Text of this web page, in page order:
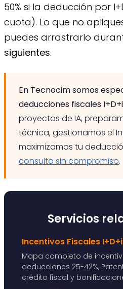
50% si la deducción por
cuota). Lo que no
puedes arrastrarlo
siguientes.
En Tecnocim somos
deducciones fiscales
proyectos de IA,
técnica, gestionamos el
maximizamos tu
consulta sin compromiso.
Servicios
Incentivos Fiscales I+D+i
Mapa completo de
deducciones 25-42%,
crédito fiscal y